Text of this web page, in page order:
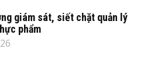
giám sát, siết chặt quản lý
phẩm